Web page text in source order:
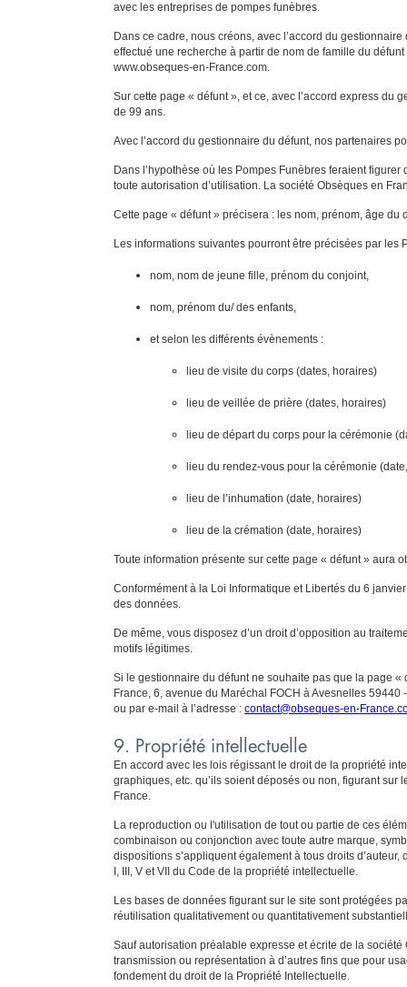
avec les entreprises de pompes funèbres.
Dans ce cadre, nous créons, avec l’accord du
effectué une recherche à partir de nom de famille du
www.obseques-en-France.com.
Sur cette page « défunt », et ce, avec l’accord express
de 99 ans.
Avec l’accord du gestionnaire du défunt, nos partenaires
Dans l’hypothèse où les Pompes Funèbres feraient
toute autorisation d’utilisation. La société Obsèques en
Cette page « défunt » précisera : les nom, prénom, âge
Les informations suivantes pourront être précisées par les
nom, nom de jeune fille, prénom du conjoint,
nom, prénom du/ des enfants,
et selon les différents évènements :
lieu de visite du corps (dates, horaires)
lieu de veillée de prière (dates, horaires)
lieu de départ du corps pour la cérémonie
lieu du rendez-vous pour la cérémonie
lieu de l’inhumation (date, horaires)
lieu de la crémation (date, horaires)
Toute information présente sur cette page « défunt » aura
Conformément à la Loi Informatique et Libertés du 6
des données.
De même, vous disposez d’un droit d’opposition au
motifs légitimes.
Si le gestionnaire du défunt ne souhaite pas que la page
France, 6, avenue du Maréchal FOCH à Avesnelles
ou par e-mail à l’adresse : contact@obseques-en-
9. Propriété intellectuelle
En accord avec les lois régissant le droit de la propriété
graphiques, etc. qu’ils soient déposés ou non, figurant
France.
La reproduction ou l'utilisation de tout ou partie de ces
combinaison ou conjonction avec toute autre marque,
dispositions s’appliquent également à tous droits
I, III, V et VII du Code de la propriété intellectuelle.
Les bases de données figurant sur le site sont protégées
réutilisation qualitativement ou quantitativement
Sauf autorisation préalable expresse et écrite de la
transmission ou représentation à d’autres fins que pour
fondement du droit de la Propriété Intellectuelle.